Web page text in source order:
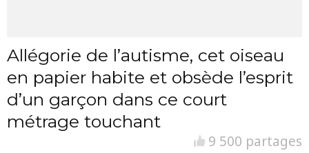
Allégorie de l’autisme, cet oiseau
en papier habite et obsède l’esprit
d’un garçon dans ce court
métrage touchant
9 500 partages